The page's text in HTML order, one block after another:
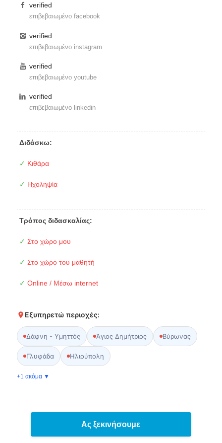
verified
επιβεβαιωμένο facebook
verified
επιβεβαιωμένο instagram
verified
επιβεβαιωμένο youtube
verified
επιβεβαιωμένο linkedin
Διδάσκω:
✓ Κιθάρα
✓ Ηχοληψία
Τρόπος διδασκαλίας:
✓ Στο χώρο μου
✓ Στο χώρο του μαθητή
✓ Online / Μέσω internet
Εξυπηρετώ περιοχές:
Δάφνη - Υμηττός Άγιος Δημήτριος Βύρωνας
Γλυφάδα Ηλιούπολη
+1 ακόμα ▼
Ας ξεκινήσουμε